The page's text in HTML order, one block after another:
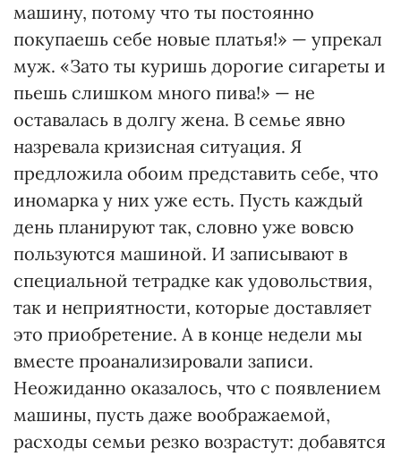
машину, потому что ты постоянно
покупаешь себе новые платья!» — упрекал
муж. «Зато ты куришь дорогие сигареты и
пьешь слишком много пива!» — не
оставалась в долгу жена. В семье явно
назревала кризисная ситуация. Я
предложила обоим представить себе, что
иномарка у них уже есть. Пусть каждый
день планируют так, словно уже вовсю
пользуются машиной. И записывают в
специальной тетрадке как удовольствия,
так и неприятности, которые доставляет
это приобретение. А в конце недели мы
вместе проанализировали записи.
Неожиданно оказалось, что с появлением
машины, пусть даже воображаемой,
расходы семьи резко возрастут: добавятся